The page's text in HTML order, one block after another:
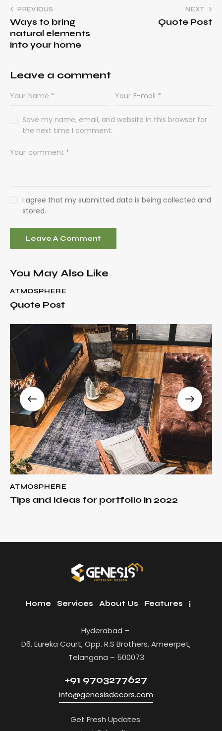
PREVIOUS
Ways to bring
natural elements
into your home
NEXT
Quote Post
Leave a comment
Save my name, email, and website in this browser for
the next time I comment.
I agree that my submitted data is being collected and
stored.
You May Also Like
ATMOSPHERE
Quote Post
ATMOSPHERE
Tips and ideas for portfolio in 2022
Home Services About Us Features
Hyderabad –
D6, Eureka Court, Opp. R.S Brothers, Ameerpet,
Telangana – 500073
+91 9703277627
info@genesisdecors.com
Get Fresh Updates.